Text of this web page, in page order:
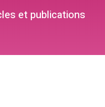
et publications